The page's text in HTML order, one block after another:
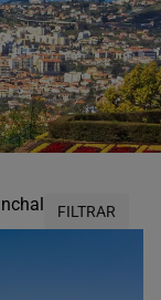
FILTRAR